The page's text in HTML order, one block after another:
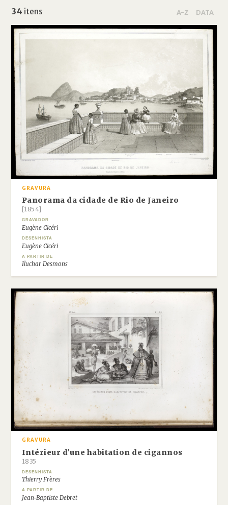
34 itens A-Z DATA
GRAVURA
Panorama da cidade de Rio de Janeiro
[1854]
GRAVADOR
Eugène Cicéri
DESENHISTA
Eugène Cicéri
A PARTIR DE
Iluchar Desmons
GRAVURA
Intérieur d'une habitation de cigannos
1835
DESENHISTA
Thierry Frères
A PARTIR DE
Jean-Baptiste Debret